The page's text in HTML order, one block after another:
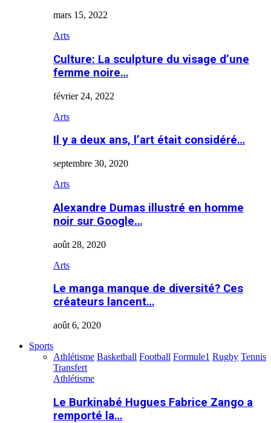
mars 15, 2022
Arts
Culture: La sculpture du visage d’une
femme noire…
février 24, 2022
Arts
Il y a deux ans, l’art était considéré…
septembre 30, 2020
Arts
Alexandre Dumas illustré en homme
noir sur Google…
août 28, 2020
Arts
Le manga manque de diversité? Ces
créateurs lancent…
août 6, 2020
Sports
Athlétisme Basketball Football Formule1 Rugby Tennis
Transfert
Athlétisme
Le Burkinabé Hugues Fabrice Zango a
remporté la…